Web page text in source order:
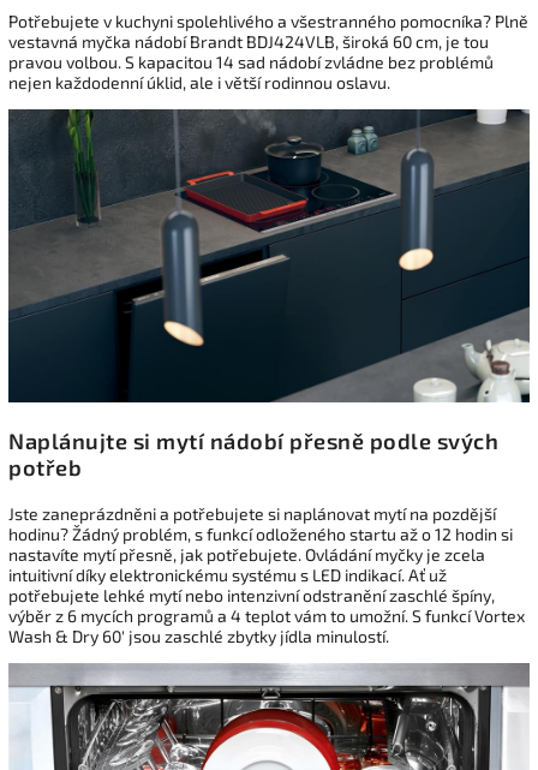
Potřebujete v kuchyni spolehlivého a všestranného pomocníka? Plně
vestavná myčka nádobí Brandt BDJ424VLB, široká 60 cm, je tou
pravou volbou. S kapacitou 14 sad nádobí zvládne bez problémů
nejen každodenní úklid, ale i větší rodinnou oslavu.
Naplánujte si mytí nádobí přesně podle svých
potřeb
Jste zaneprázdněni a potřebujete si naplánovat mytí na pozdější
hodinu? Žádný problém, s funkcí odloženého startu až o 12 hodin si
nastavíte mytí přesně, jak potřebujete. Ovládání myčky je zcela
intuitivní díky elektronickému systému s LED indikací. Ať už
potřebujete lehké mytí nebo intenzivní odstranění zaschlé špíny,
výběr z 6 mycích programů a 4 teplot vám to umožní. S funkcí Vortex
Wash & Dry 60' jsou zaschlé zbytky jídla minulostí.